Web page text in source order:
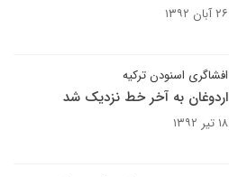
۲۶ آبان ۱۳۹۲
افشاگری اسنودن ترکیه
اردوغان به آخر خط نزدیک شد
۱۸ تیر ۱۳۹۲